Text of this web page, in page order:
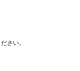
さい。